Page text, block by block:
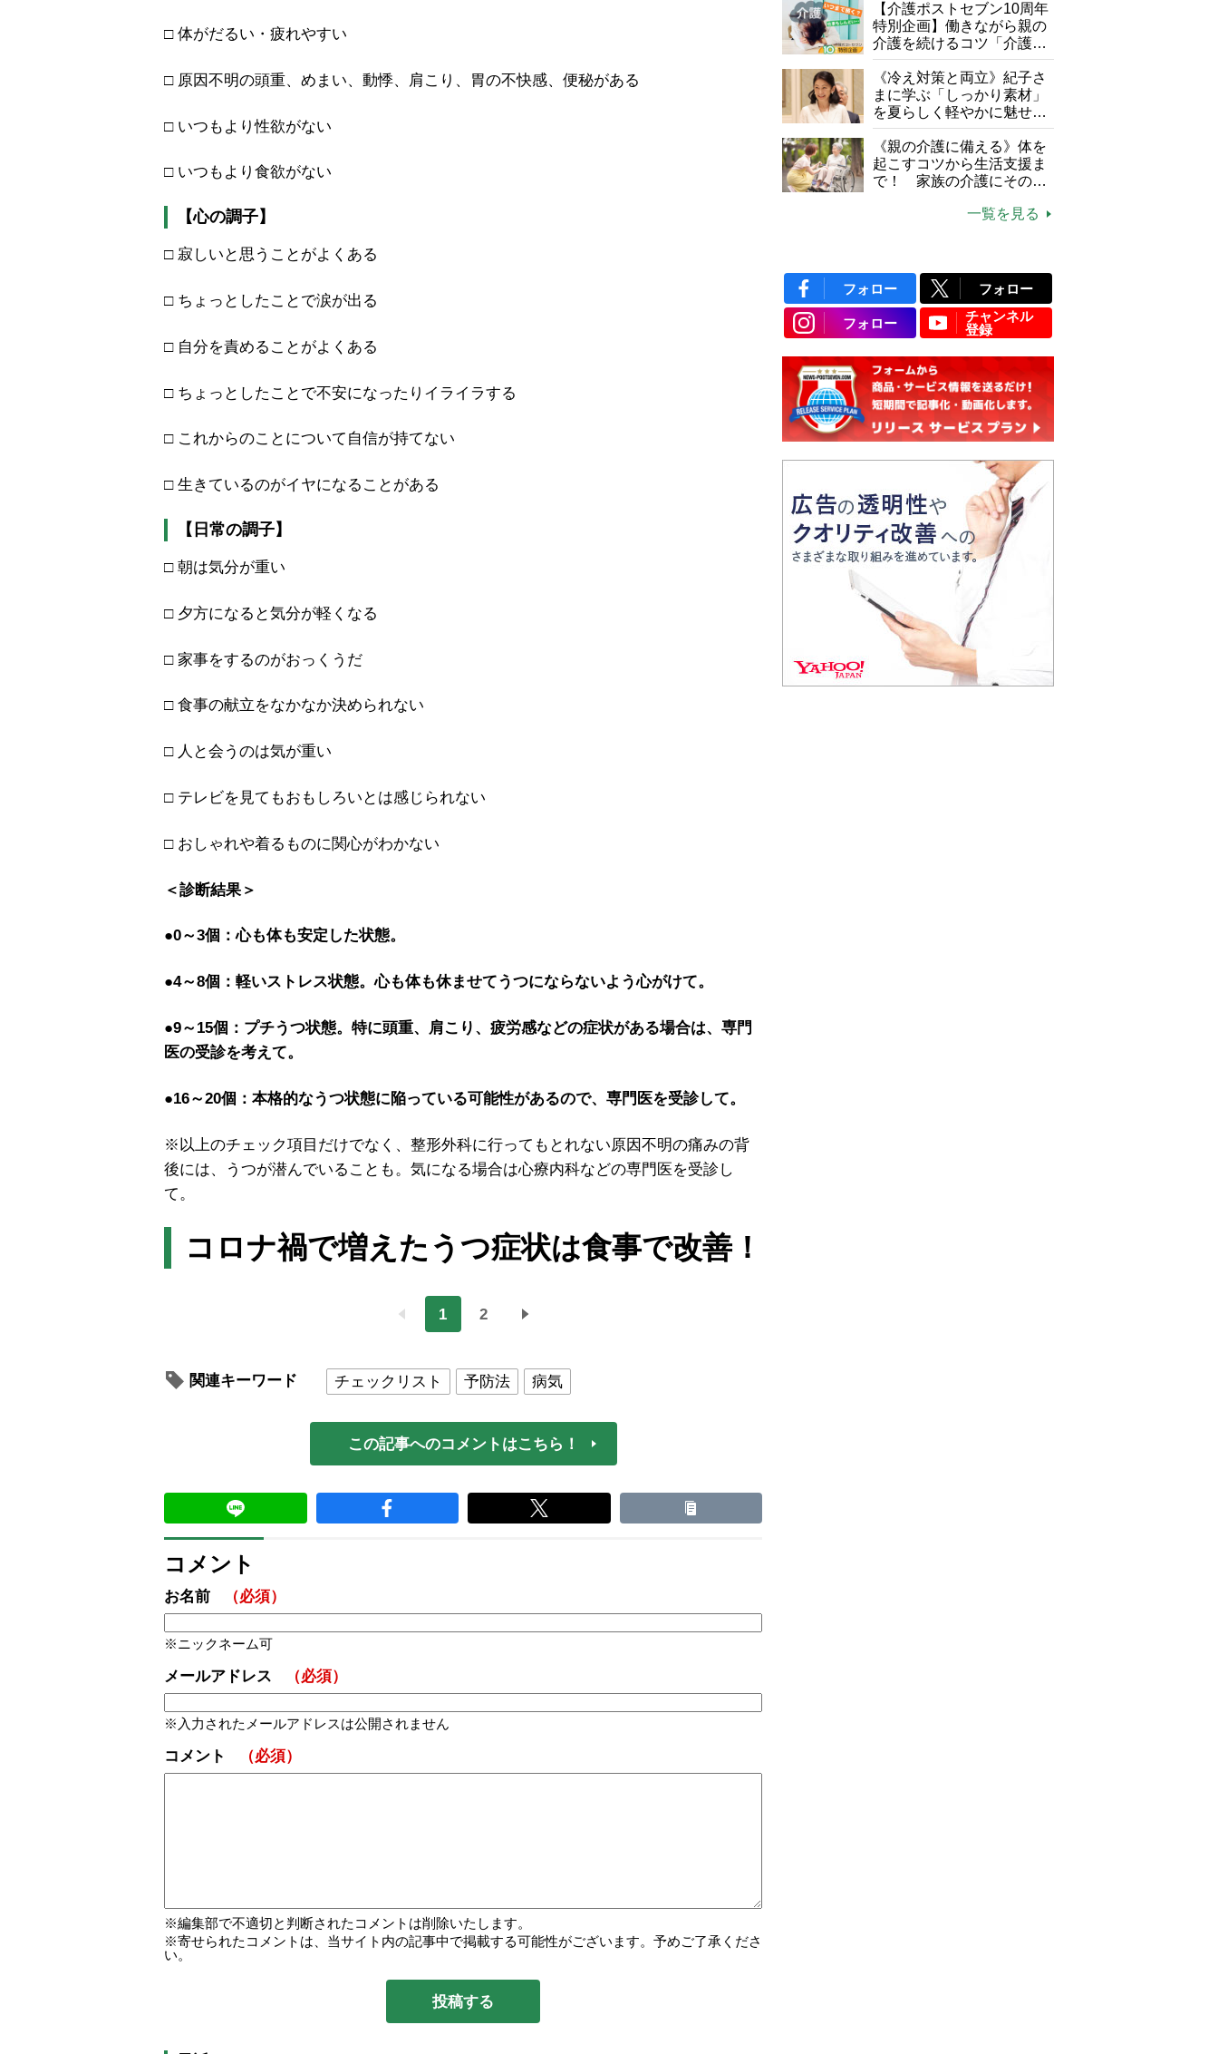
□ 体がだるい・疲れやすい
□ 原因不明の頭重、めまい、動悸、肩こり、胃の不快感、便秘がある
□ いつもより性欲がない
□ いつもより食欲がない
【心の調子】
□ 寂しいと思うことがよくある
□ ちょっとしたことで涙が出る
□ 自分を責めることがよくある
□ ちょっとしたことで不安になったりイライラする
□ これからのことについて自信が持てない
□ 生きているのがイヤになることがある
【日常の調子】
□ 朝は気分が重い
□ 夕方になると気分が軽くなる
□ 家事をするのがおっくうだ
□ 食事の献立をなかなか決められない
□ 人と会うのは気が重い
□ テレビを見てもおもしろいとは感じられない
□ おしゃれや着るものに関心がわかない
＜診断結果＞
●0～3個：心も体も安定した状態。
●4～8個：軽いストレス状態。心も体も休ませてうつにならないよう心がけて。
●9～15個：プチうつ状態。特に頭重、肩こり、疲労感などの症状がある場合は、専門
医の受診を考えて。
●16～20個：本格的なうつ状態に陥っている可能性があるので、専門医を受診して。
※以上のチェック項目だけでなく、整形外科に行ってもとれない原因不明の痛みの背
後には、うつが潜んでいることも。気になる場合は心療内科などの専門医を受診し
て。
コロナ禍で増えたうつ症状は食事で改善！
1 2
関連キーワード チェックリスト 予防法 病気
この記事へのコメントはこちら！
コメント
お名前 （必須）
ニックネーム可
メールアドレス （必須）
入力されたメールアドレスは公開されません
コメント （必須）
編集部で不適切と判断されたコメントは削除いたします。
寄せられたコメントは、当サイト内の記事中で掲載する可能性がございます。予めご了承くださ
い。
説】
【介護ポストセブン10周年
特別企画】働きながら親の
介護を続けるコツ「介護は
10年以上続くことも…3つ
のフェーズに分けて考えて
みよう」【社会福祉士解
説】
《冷え対策と両立》紀子さ
まに学ぶ「しっかり素材」
を夏らしく軽やかに魅せる
3つの着こなし法則
《親の介護に備える》体を
起こすコツから生活支援ま
で！ 家族の介護にそのま
一覧を見る
フォロー フォロー
フォロー
チャンネル
登録